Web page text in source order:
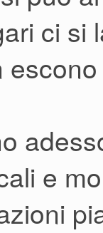
ci si
e